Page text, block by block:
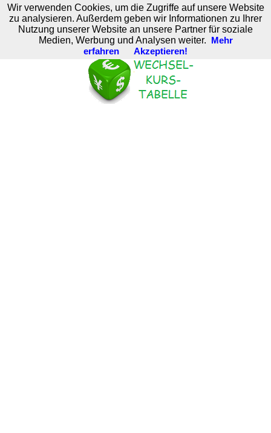
M. Brodski Software
Wir verwenden Cookies, um die Zugriffe auf unsere Website
zu analysieren. Außerdem geben wir Informationen zu Ihrer
Nutzung unserer Website an unsere Partner für soziale
Medien, Werbung und Analysen weiter.
Mehr
erfahren
Akzeptieren!